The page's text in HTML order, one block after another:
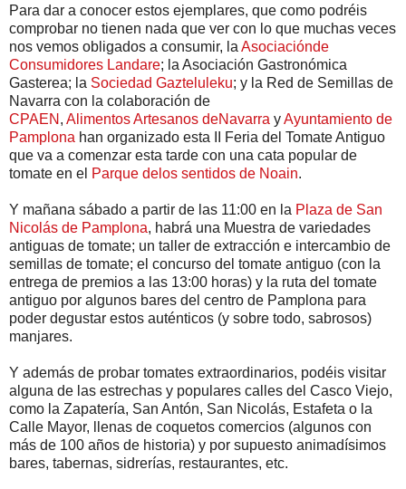
Para dar a conocer estos ejemplares, que como podréis
comprobar no tienen nada que ver con lo que muchas veces
nos vemos obligados a consumir, laAsociaciónde
Consumidores Landare; la Asociación Gastronómica
Gasterea; la Sociedad Gazteluleku; y la Red de Semillas de
Navarra con la colaboración de
CPAEN , Alimentos Artesanos deNavarra yAyuntamiento de
Pamplona han organizado esta II Feria del Tomate Antiguo
que va a comenzar esta tarde con una cata popular de
tomate en el Parque delos sentidos de Noain.
Y mañana sábado a partir de las 11:00 en la Plaza de San
Nicolás de Pamplona, habrá una Muestra de variedades
antiguas de tomate; un taller de extracción e intercambio de
semillas de tomate; el concurso del tomate antiguo (con la
entrega de premios a las 13:00 horas) y la ruta del tomate
antiguo por algunos bares del centro de Pamplona para
poder degustar estos auténticos (y sobre todo, sabrosos)
manjares.
Y además de probar tomates extraordinarios, podéis visitar
alguna de las estrechas y populares calles del Casco Viejo,
como la Zapatería, San Antón, San Nicolás, Estafeta o la
Calle Mayor, llenas de coquetos comercios (algunos con
más de 100 años de historia) y por supuesto animadísimos
bares, tabernas, sidrerías, restaurantes, etc.